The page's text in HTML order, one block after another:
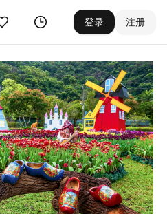
收藏 历史 登录 注册